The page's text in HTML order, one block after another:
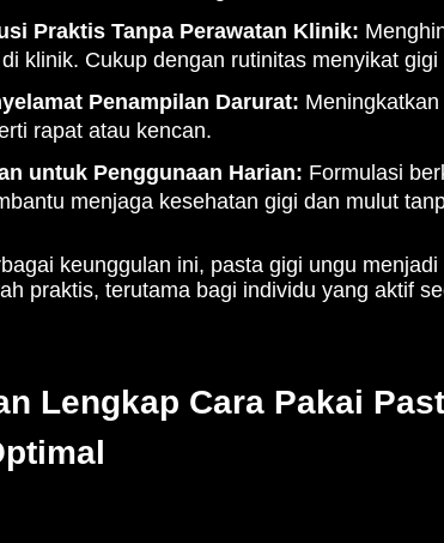
Praktis Tanpa Perawatan Klinik:
klinik. Cukup dengan rutinitas menyikat gigi
Penampilan Darurat:
rapat atau kencan.
untuk Penggunaan Harian: Formulasi
menjaga kesehatan gigi dan mulut
keunggulan ini, pasta gigi ungu
praktis, terutama bagi individu yang aktif
Lengkap Cara Pakai